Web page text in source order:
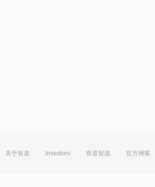
关于有道 Investors 有道智选 官方博客